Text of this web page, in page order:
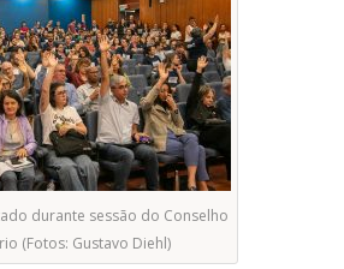
durante sessão do Conselho
(Fotos: Gustavo Diehl)